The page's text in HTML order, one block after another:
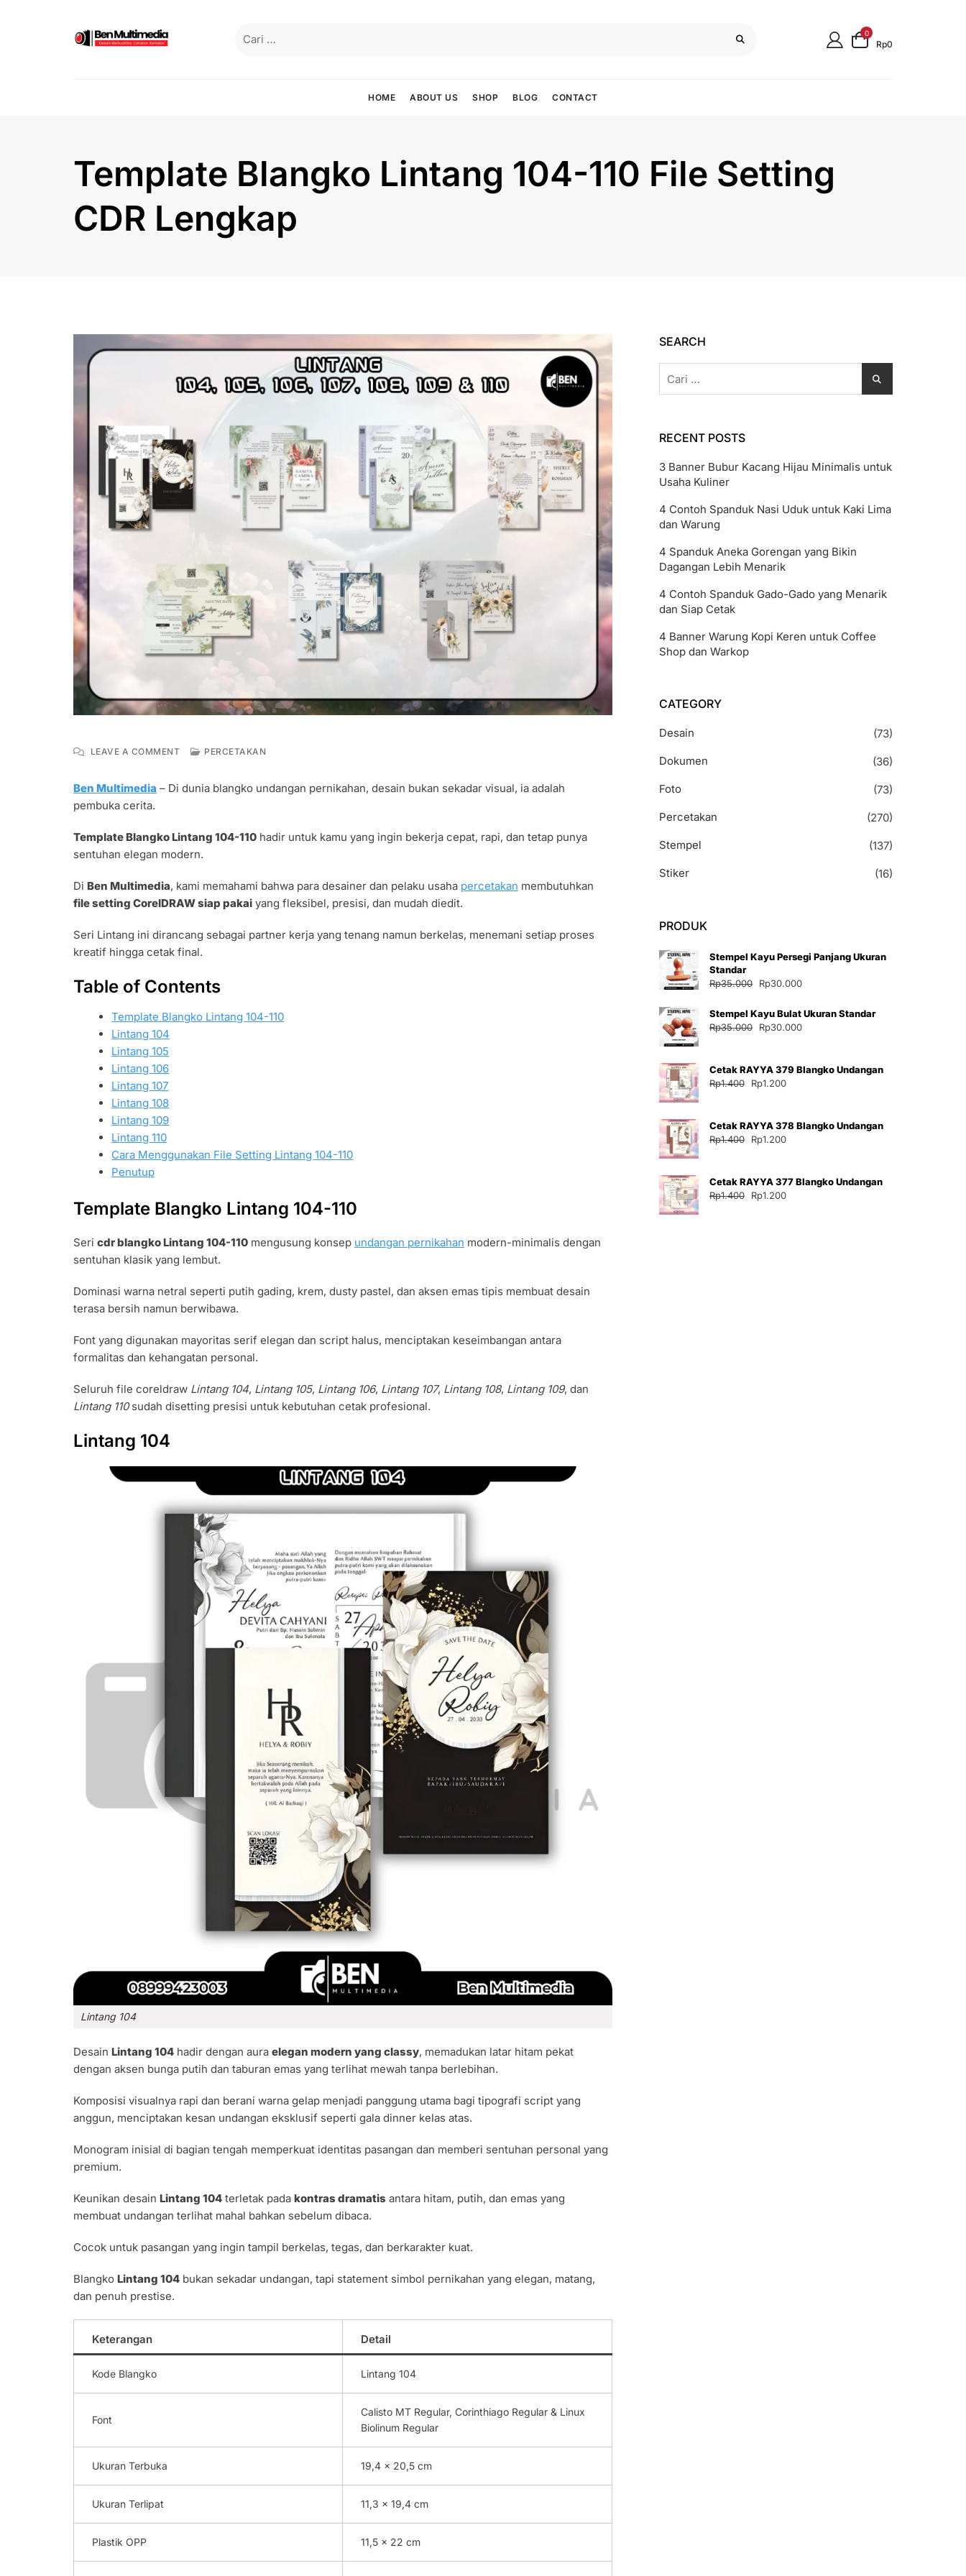
0
Rp0
HOME ABOUT US SHOP BLOG CONTACT
Template Blangko Lintang 104-110 File Setting
CDR Lengkap
LEAVE A COMMENTON
LINTANG
FILE
SETTING
CDR
PERCETAKAN
Ben Multimedia – Di dunia blangko undangan pernikahan, desain bukan sekadar visual, ia adalah
pembuka cerita.
Template Blangko Lintang 104-110 hadir untuk kamu yang ingin bekerja cepat, rapi, dan tetap punya
sentuhan elegan modern.
Di Ben Multimedia, kami memahami bahwa para desainer dan pelaku usaha percetakan membutuhkan
file setting CorelDRAW siap pakai yang fleksibel, presisi, dan mudah diedit.
Seri Lintang ini dirancang sebagai partner kerja yang tenang namun berkelas, menemani setiap proses
kreatif hingga cetak final.
Table of Contents
Template Blangko Lintang 104-110
Lintang 104
Lintang 105
Lintang 106
Lintang 107
Lintang 108
Lintang 109
Lintang 110
Cara Menggunakan File Setting Lintang 104-110
Penutup
Template Blangko Lintang 104-110
Seri cdr blangko Lintang 104-110 mengusung konsep undangan pernikahan modern-minimalis dengan
sentuhan klasik yang lembut.
Dominasi warna netral seperti putih gading, krem, dusty pastel, dan aksen emas tipis membuat desain
terasa bersih namun berwibawa.
Font yang digunakan mayoritas serif elegan dan script halus, menciptakan keseimbangan antara
formalitas dan kehangatan personal.
Seluruh file coreldraw Lintang 104, Lintang 105, Lintang 106, Lintang 107, Lintang 108, Lintang 109, dan
Lintang 110sudah disetting presisi untuk kebutuhan cetak profesional.
Lintang 104
Lintang 104
Desain Lintang 104 hadir dengan aura elegan modern yang classy, memadukan latar hitam pekat
dengan aksen bunga putih dan taburan emas yang terlihat mewah tanpa berlebihan.
Komposisi visualnya rapi dan berani warna gelap menjadi panggung utama bagi tipografi script yang
anggun, menciptakan kesan undangan eksklusif seperti gala dinner kelas atas.
Monogram inisial di bagian tengah memperkuat identitas pasangan dan memberi sentuhan personal yang
premium.
Keunikan desain Lintang 104 terletak pada kontras dramatis antara hitam, putih, dan emas yang
membuat undangan terlihat mahal bahkan sebelum dibaca.
Cocok untuk pasangan yang ingin tampil berkelas, tegas, dan berkarakter kuat.
Blangko Lintang 104 bukan sekadar undangan, tapi statement simbol pernikahan yang elegan, matang,
dan penuh prestise.
Keterangan Detail
Kode Blangko Lintang 104
Font
Calisto MT Regular, Corinthiago Regular & Linux
Biolinum Regular
Ukuran Terbuka 19,4 x 20,5 cm
Ukuran Terlipat 11,3 x 19,4 cm
Plastik OPP 11,5 x 22 cm
SEARCH
untuk:
RECENT POSTS
3 Banner Bubur Kacang Hijau Minimalis untuk
Usaha Kuliner
4 Contoh Spanduk Nasi Uduk untuk Kaki Lima
dan Warung
4 Spanduk Aneka Gorengan yang Bikin
Dagangan Lebih Menarik
4 Contoh Spanduk Gado-Gado yang Menarik
dan Siap Cetak
4 Banner Warung Kopi Keren untuk Coffee
Shop dan Warkop
CATEGORY
Desain
(73)
Dokumen
(36)
Foto
(73)
Percetakan
(270)
Stempel
(137)
Stiker
(16)
PRODUK
Stempel Kayu Persegi Panjang Ukuran
Standar
Rp35.000
Harga
adalah:
Rp35.000.
Rp30.000
ini
Stempel Kayu Bulat Ukuran Standar
Rp35.000
Harga
Rp35.000.
Rp30.000
adalah:
Cetak RAYYA 379 Blangko Undangan
Rp1.400
Harga
Rp1.400.
Rp1.200
adalah:
Cetak RAYYA 378 Blangko Undangan
Rp1.400
Harga
Rp1.400.
Rp1.200
adalah:
Cetak RAYYA 377 Blangko Undangan
Rp1.400
Harga
Rp1.200